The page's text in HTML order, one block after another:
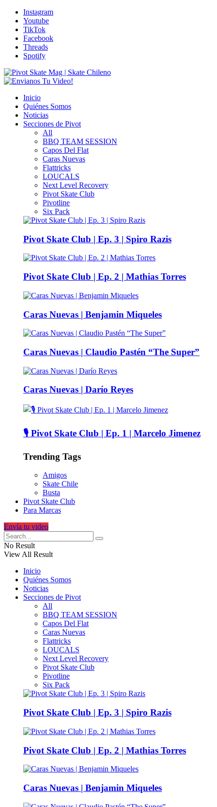
Instagram
Youtube
TikTok
Facebook
Threads
Spotify
Inicio
Quiénes Somos
Noticias
Secciones de Pivot
All
BBQ TEAM SESSION
Capos Del Flat
Caras Nuevas
Flattricks
LOUCALS
Next Level Recovery
Pivot Skate Club
Pivotline
Six Pack
Pivot Skate Club | Ep. 3 | Spiro Razis
Pivot Skate Club | Ep. 2 | Mathias Torres
Caras Nuevas | Benjamin Miqueles
Caras Nuevas | Claudio Pastén “The Super”
Caras Nuevas | Darío Reyes
🎙️ Pivot Skate Club | Ep. 1 | Marcelo Jimenez
Trending Tags
Amigos
Skate Chile
Busta
Pivot Skate Club
Para Marcas
Envía tu video
No Result
View All Result
Inicio
Quiénes Somos
Noticias
Secciones de Pivot
All
BBQ TEAM SESSION
Capos Del Flat
Caras Nuevas
Flattricks
LOUCALS
Next Level Recovery
Pivot Skate Club
Pivotline
Six Pack
Pivot Skate Club | Ep. 3 | Spiro Razis
Pivot Skate Club | Ep. 2 | Mathias Torres
Caras Nuevas | Benjamin Miqueles